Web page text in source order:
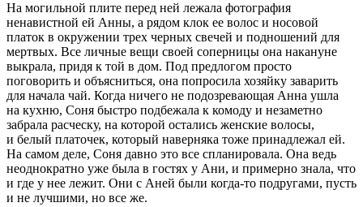
На могильной плите перед ней лежала фотография
ненавистной ей Анны, а рядом клок ее волос и носовой
платок в окружении трех черных свечей и подношений для
мертвых. Все личные вещи своей соперницы она накануне
выкрала, придя к той в дом. Под предлогом просто
поговорить и объясниться, она попросила хозяйку заварить
для начала чай. Когда ничего не подозревающая Анна ушла
на кухню, Соня быстро подбежала к комоду и незаметно
забрала расческу, на которой остались женские волосы,
и белый платочек, который наверняка тоже принадлежал ей.
На самом деле, Соня давно это все спланировала. Она ведь
неоднократно уже была в гостях у Ани, и примерно знала, что
и где у нее лежит. Они с Аней были когда-то подругами, пусть
и не лучшими, но все же.